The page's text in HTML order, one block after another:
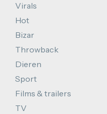
Virals
Hot
Bizar
Throwback
Dieren
Sport
Films & trailers
TV